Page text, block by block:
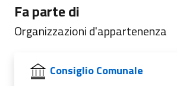
Fa parte di
Organizzazioni d'appartenenza
Consiglio Comunale